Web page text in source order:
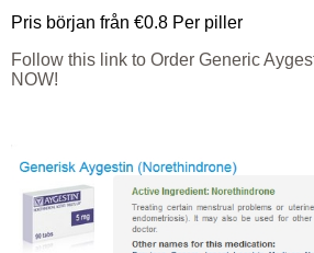
Pris början från €0.8 Per piller
Follow this link to Order Generic
NOW!